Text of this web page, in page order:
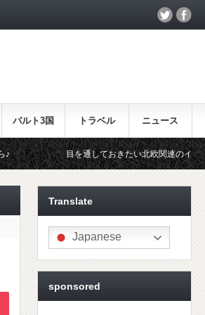
バルト3国 トラベル ニュース
通しておきたい北欧関連のイベント！
Translate
Japanese
sponsored